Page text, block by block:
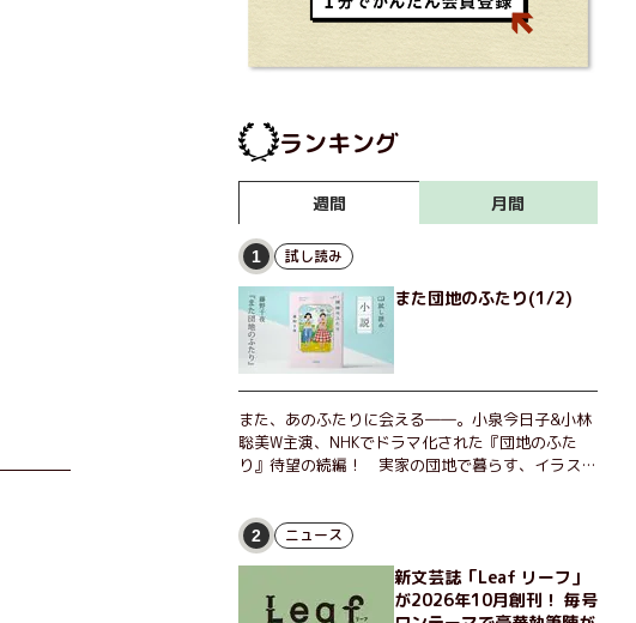
ランキング
週間 月間
1 試し読み
また団地のふたり(1/2)
また、あのふたりに会える――。小泉今日子&小林
聡美W主演、NHKでドラマ化された『団地のふた
り』待望の続編！ 実家の団地で暮らす、イラスト
ょっとした贅沢を楽しんだり、近所のおばちゃんの
恋バナを聞いてあげたり、部屋でふたりだけの「台
湾映画祭」を催したり。50代独身、幼なじみの変
わらぬ友情とささやかな幸せの日々を描く。
2 ニュース
新文芸誌「Leaf リーフ」
が2026年10月創刊！ 毎号